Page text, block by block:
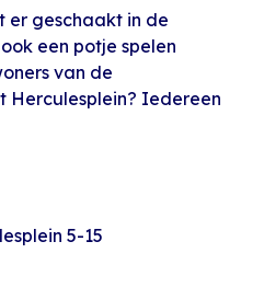
er geschaakt in de
een potje spelen
van de
Herculesplein? Iedereen
5-15